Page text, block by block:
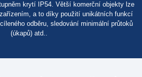
krytí IP54. Větší komerční objekty lze
a to díky použití unikátních funkcí
odběru, sledování minimální průtoků
(úkapů) atd..